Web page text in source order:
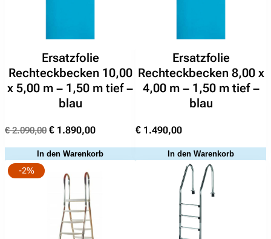
Ersatzfolie
Rechteckbecken 10,00
x 5,00 m – 1,50 m tief –
blau
€2.090,00 Ursprünglicher
war:
€ 2.090,00
€ 1.890,00Aktueller
ist:
In den Warenkorb
Ersatzfolie
Rechteckbecken 8,00 x
4,00 m – 1,50 m tief –
blau
€ 1.490,00
In den Warenkorb
-2%
nach: